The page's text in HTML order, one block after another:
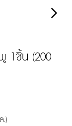
1ชิ้น (200
.)